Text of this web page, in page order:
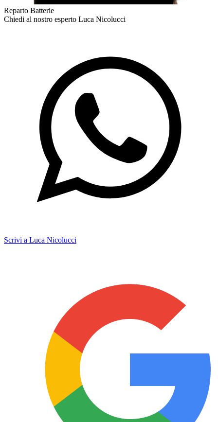
Reparto Batterie
Chiedi al nostro esperto Luca Nicolucci
Scrivi a Luca Nicolucci